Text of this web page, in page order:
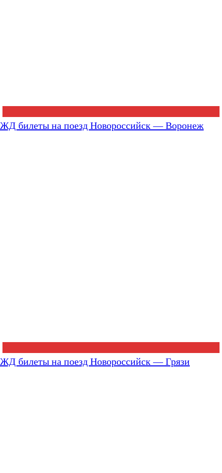
ЖД билеты на поезд Новороссийск — Воронеж
ЖД билеты на поезд Новороссийск — Грязи